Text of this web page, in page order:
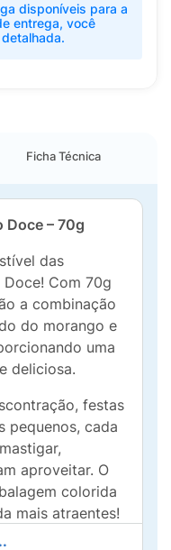
disponíveis para a
entrega, você
Ficha Técnica
Doce – 70g
das
Doce! Com 70g
a combinação
do morango e
uma
deliciosa.
festas
pequenos, cada
aproveitar. O
colorida
mais atraentes!